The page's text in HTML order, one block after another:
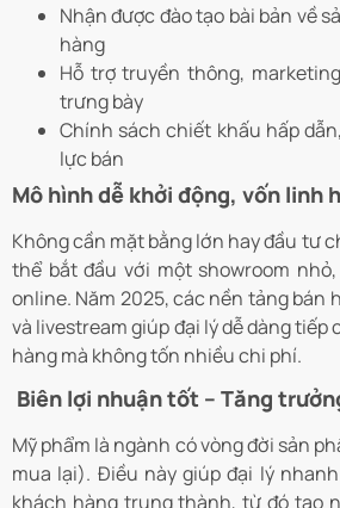
Nhận được đào tạo bài bản về
hàng
Hỗ trợ truyền thông,
trưng bày
Chính sách chiết khấu hấp
lực bán
Mô hình dễ khởi động, vốn linh
Không cần mặt bằng lớn hay đầu tư
thể bắt đầu với một showroom
online. Năm 2025, các nền tảng bán
và livestream giúp đại lý dễ dàng tiếp
hàng mà không tốn nhiều chi phí.
Biên lợi nhuận tốt – Tăng
Mỹ phẩm là ngành có vòng đời sản
mua lại). Điều này giúp đại lý
khách hàng trung thành, từ đó tạo